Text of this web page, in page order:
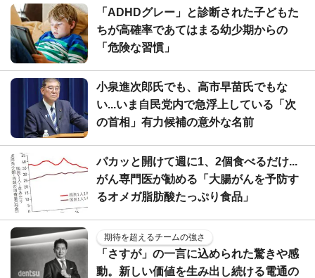
「ADHDグレー」と診断された子どもた
ちが高確率であてはまる幼少期からの
「危険な習慣」
小泉進次郎氏でも、高市早苗氏でもな
い...いま自民党内で急浮上している「次
の首相」有力候補の意外な名前
パカッと開けて週に1、2個食べるだけ...
がん専門医が勧める「大腸がんを予防す
るオメガ脂肪酸たっぷり食品」
期待を超えるチームの強さ
「さすが」の一言に込められた驚きや感
動。新しい価値を生み出し続ける電通の